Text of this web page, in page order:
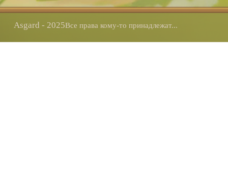
Asgard - 2025Все права кому-то принадлежат...